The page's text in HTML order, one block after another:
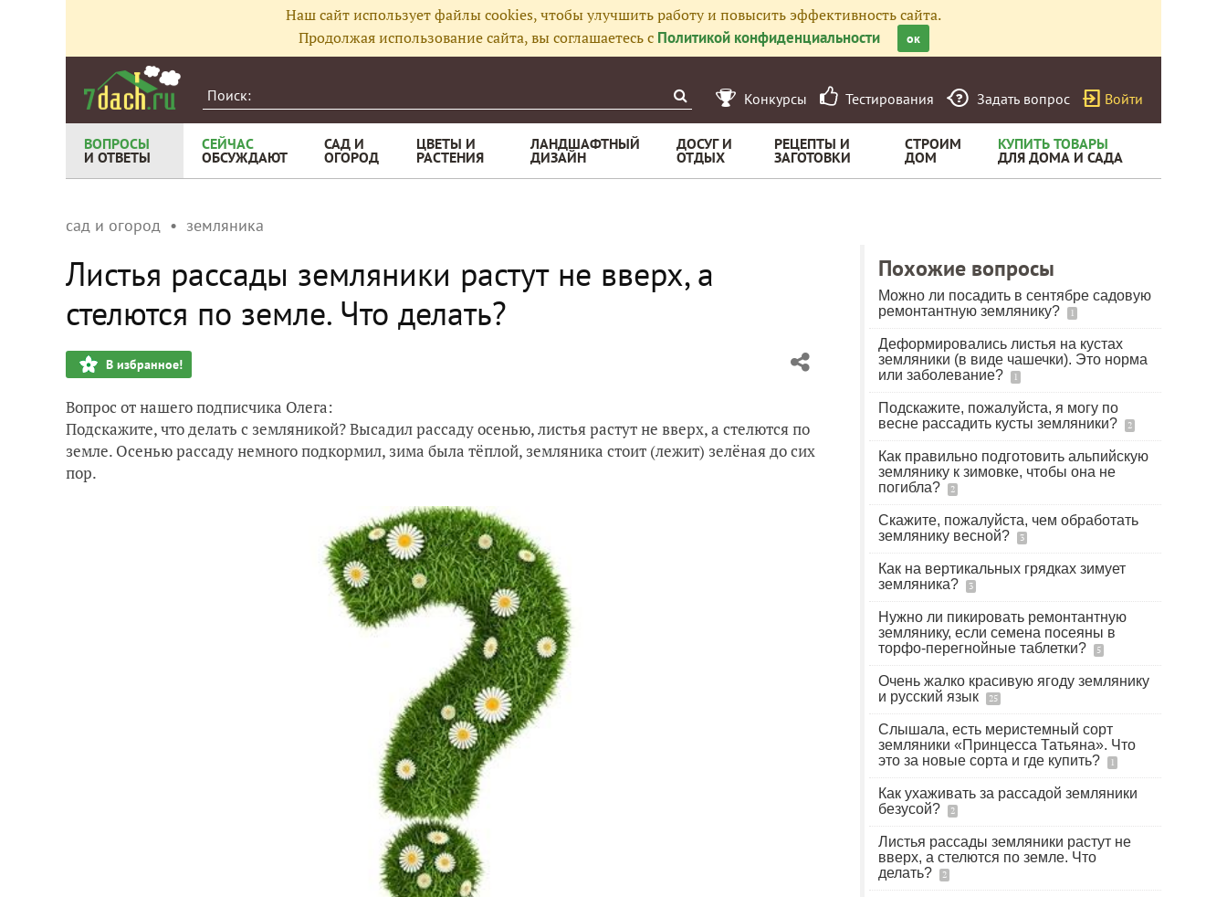
Наш сайт использует файлы cookies, чтобы улучшить работу и повысить эффективность сайта.
Продолжая использование сайта, вы соглашаетесь с Политикой конфиденциальности ок
Конкурсы Тестирования Задать вопрос Войти
ВОПРОСЫ
И ОТВЕТЫ
СЕЙЧАС
ОБСУЖДАЮТ
САД И
ОГОРОД
ЦВЕТЫ И
РАСТЕНИЯ
ЛАНДШАФТНЫЙ
ДИЗАЙН
ДОСУГ И
ОТДЫХ
РЕЦЕПТЫ И
ЗАГОТОВКИ
СТРОИМ
ДОМ
КУПИТЬ ТОВАРЫ
ДЛЯ ДОМА И САДА
сад и огород земляника
Листья рассады земляники растут не вверх, а
стелются по земле. Что делать?
В избранное!
Вопрос от нашего подписчика Олега:
Подскажите, что делать с земляникой? Высадил рассаду осенью, листья растут не вверх, а стелются по
земле. Осенью рассаду немного подкормил, зима была тёплой, земляника стоит (лежит) зелёная до сих
пор.
Похожие вопросы
Можно ли посадить в сентябре садовую
ремонтантную землянику?
1
Деформировались листья на кустах
земляники (в виде чашечки). Это норма
или заболевание?
1
Подскажите, пожалуйста, я могу по
весне рассадить кусты земляники?
2
Как правильно подготовить альпийскую
землянику к зимовке, чтобы она не
погибла?
2
Скажите, пожалуйста, чем обработать
землянику весной?
3
Как на вертикальных грядках зимует
земляника?
3
Нужно ли пикировать ремонтантную
землянику, если семена посеяны в
торфо-перегнойные таблетки?
5
Очень жалко красивую ягоду землянику
и русский язык
25
Слышала, есть меристемный сорт
земляники «Принцесса Татьяна». Что
это за новые сорта и где купить?
1
Как ухаживать за рассадой земляники
безусой?
2
Листья рассады земляники растут не
вверх, а стелются по земле. Что
делать?
2